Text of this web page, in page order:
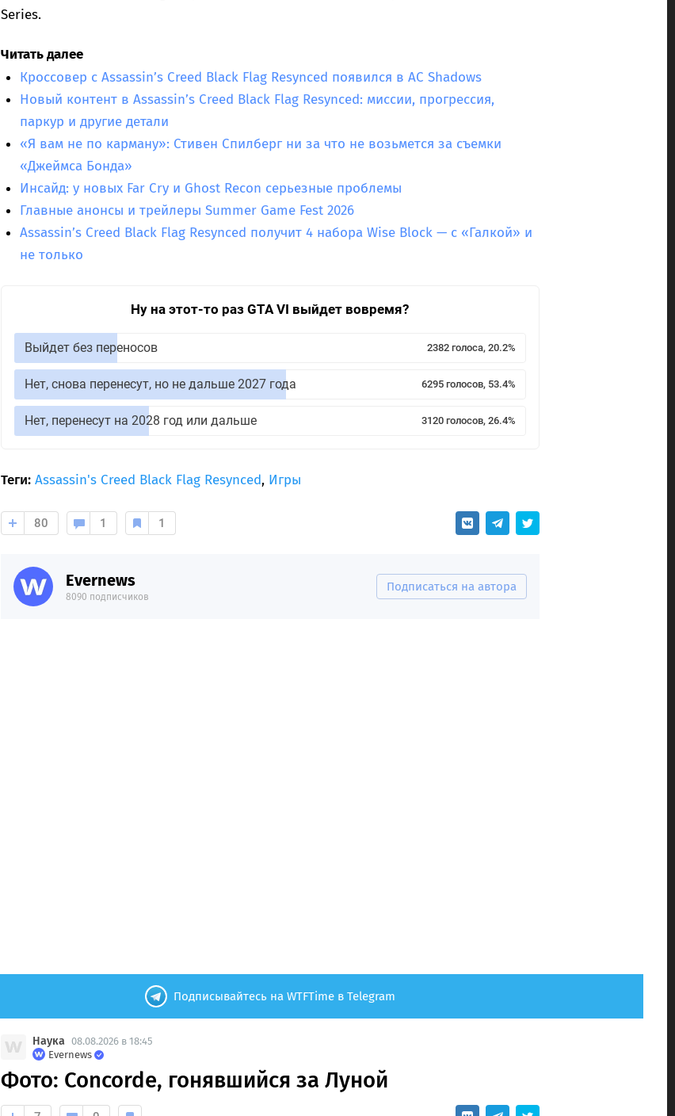
Series.
Читать далее
Кроссовер с Assassin’s Creed Black Flag Resynced появился в AC Shadows
Новый контент в Assassin’s Creed Black Flag Resynced: миссии, прогрессия,
паркур и другие детали
«Я вам не по карману»: Стивен Спилберг ни за что не возьмется за съемки
«Джеймса Бонда»
Инсайд: у новых Far Cry и Ghost Recon серьезные проблемы
Главные анонсы и трейлеры Summer Game Fest 2026
Assassin’s Creed Black Flag Resynced получит 4 набора Wise Block — с «Галкой» и
не только
Ну на этот-то раз GTA VI выйдет вовремя?
Выйдет без переносов 2382 голоса, 20.2%
Нет, снова перенесут, но не дальше 2027 года 6295 голосов, 53.4%
Нет, перенесут на 2028 год или дальше 3120 голосов, 26.4%
Теги: Assassin's Creed Black Flag Resynced, Игры
80 1 1
Evernews
8090 подписчиков
Подписаться на автора
Подписывайтесь на WTFTime в Telegram
Наука 08.08.2026 в 18:45
Evernews
Фото: Concorde, гонявшийся за Луной